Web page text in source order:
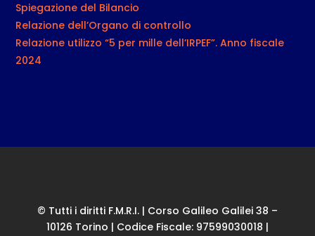
Spiegazione del Bilancio
Relazione dell’Organo di controllo
Relazione utilizzo “5 per mille dell’IRPEF”. Anno fiscale
2024
© Tutti i diritti F.M.R.I. | Corso Galileo Galilei 38 –
10126 Torino | Codice Fiscale: 97599030018 |